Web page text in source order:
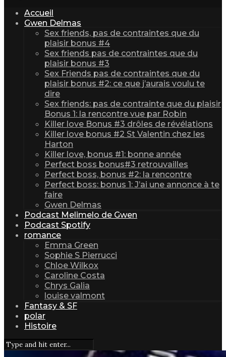
Accueil
Gwen Delmas
Sex friends, pas de contraintes que du
plaisir bonus #4
Sex friends pas de contraintes que du
plaisir bonus #3
Sex Friends pas de contraintes que du
plaisir bonus #2: ce que j’aurais voulu te
dire
Sex friends: pas de contrainte que du plaisir
Bonus 1: la rencontre vue par Robin
Killer love Bonus #3 drôles de révélations
Killer love bonus #2 St Valentin chez les
Harton
Killer love, bonus #1: bonne année
Perfect boss bonus#3 retrouvailles
Perfect boss, bonus #2: la rencontre
Perfect boss: bonus 1: J’ai une annonce à te
faire
Gwen Delmas
Podcast Melimelo de Gwen
Podcast Spotify
romance
Emma Green
Sophie S Pierrucci
Chloe Wilkox
Caroline Costa
Chrys Galia
louise valmont
Fantasy & SF
polar
Histoire